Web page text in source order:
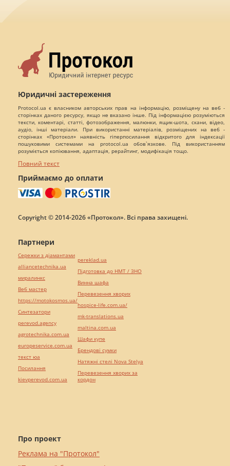
Юридичні застереження
Protocol.ua є власником авторських прав на інформацію, розміщену на веб -
сторінках даного ресурсу, якщо не вказано інше. Під інформацією розуміються
тексти, коментарі, статті, фотозображення, малюнки, ящик-шота, скани, відео,
аудіо, інші матеріали. При використанні матеріалів, розміщених на веб -
сторінках «Протокол» наявність гіперпосилання відкритого для індексації
пошуковими системами на protocol.ua обов`язкове. Під використанням
розуміється копіювання, адаптація, рерайтинг, модифікація тощо.
Повний текст
Приймаємо до оплати
Copyright © 2014-2026 «Протокол». Всі права захищені.
Про проект
Реклама на "Протокол"
Партнери
Сережки з діамантами
alliancetechnika.ua
миралинкс
Веб мастер
https://motokosmos.ua/
Синтезатори
perevod.agency
agrotechnika.com.ua
europeservice.com.ua
текст юа
Посилання
kievperevod.com.ua
pereklad.ua
Підготовка до НМТ / ЗНО
Винна шафа
Перевезення хворих
hospice-life.com.ua/
mk-translations.ua
maltina.com.ua
Шафи купе
Брендові сумки
Натяжні стелі Nova Stelya
Перевезення хворих за
кордон